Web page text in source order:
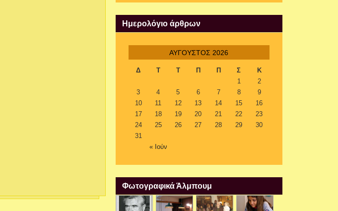
Ημερολόγιο άρθρων
ΑΎΓΟΥΣΤΟΣ 2026
Δ Τ Τ Π Π Σ Κ
« Ιούν
1
2
3
4 5 6 7 8
9
10
11 12 13 14 15
16
17
18 19 20 21 22
23
24
25 26 27 28 29
30
31
Φωτογραφικά Άλμπουμ